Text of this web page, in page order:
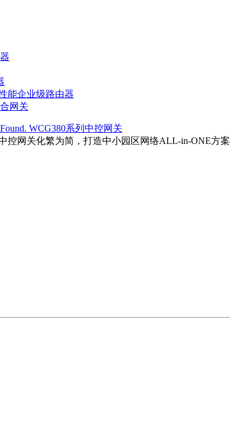
能企业级路由器
网关
WCG380系列中控网关
控网关化繁为简，打造中小园区网络ALL-in-ONE方案